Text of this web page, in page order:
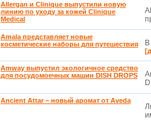
Allergan и Clinique выпустили новую
линию по уходу за кожей Clinique
Medical
Amala представляет новые
косметические наборы для путешествия
Amway выпустил экологичное средство
для посудомоечных машин DISH DROPS
Ancient Attar – новый аромат от Aveda